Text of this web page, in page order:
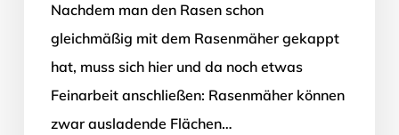
Nachdem man den Rasen schon
gleichmäßig mit dem Rasenmäher gekappt
hat, muss sich hier und da noch etwas
Feinarbeit anschließen: Rasenmäher können
zwar ausladende Flächen…